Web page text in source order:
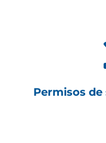
Permisos